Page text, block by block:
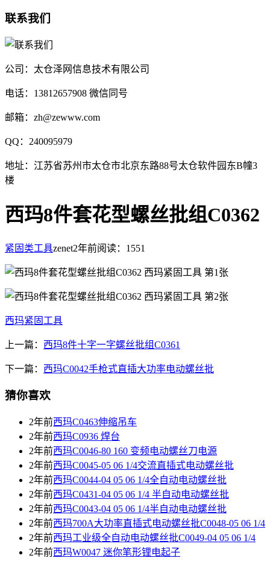
联系我们
公司：太仓泽网信息技术有限公司
电话：13812657908 微信同号
邮箱：zh@zewww.com
QQ：240095979
地址：江苏省苏州市太仓市北京东路88号太仓软件园东B幢3
楼
西玛8件套花型螺丝批组C0362
紧固类工具zenet2年前阅读：1551
西玛紧固工具
上一篇： 西玛8件十字一字螺丝批组C0361
下一篇： 西玛C0042手枪式直插大功率电动螺丝批
猜你喜欢
2年前西玛C0463伸缩吊车
2年前西玛C0936 焊台
2年前西玛C0046-80 160 变频电动螺丝刀电源
2年前西玛C0045-05 06 1/4交流直插式电动螺丝批
2年前西玛C0044-04 05 06 1/4全自动电动螺丝批
2年前西玛C0431-04 05 06 1/4 半自动电动螺丝批
2年前西玛C0043-04 05 06 1/4半自动电动螺丝批
2年前西玛700A大功率直插式电动螺丝批C0048-05 06 1/4
2年前西玛工业级全自动电动螺丝批C0049-04 05 06 1/4
2年前西玛W0047 迷你笔形锂电起子